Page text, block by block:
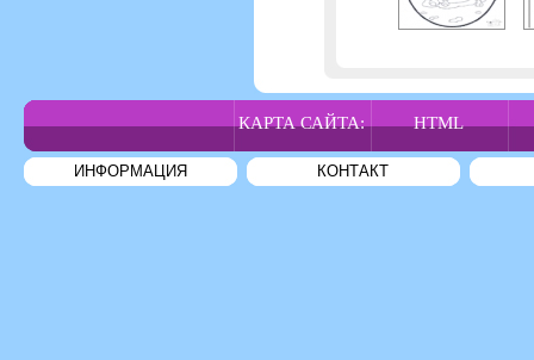
КАРТА САЙТА: HTML
ИНФОРМАЦИЯ КОНТАКТ